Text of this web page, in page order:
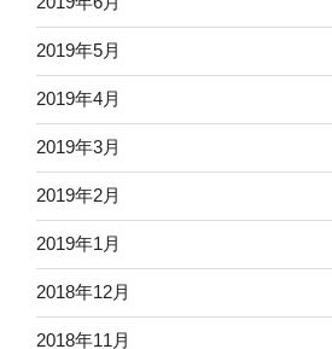
2019年5月
2019年4月
2019年3月
2019年2月
2019年1月
2018年12月
2018年11月